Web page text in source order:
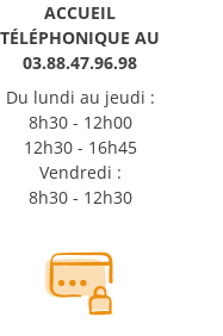
ACCUEIL
TÉLÉPHONIQUE AU
03.88.47.96.98
Du lundi au jeudi :
8h30 - 12h00
12h30 - 16h45
Vendredi :
8h30 - 12h30